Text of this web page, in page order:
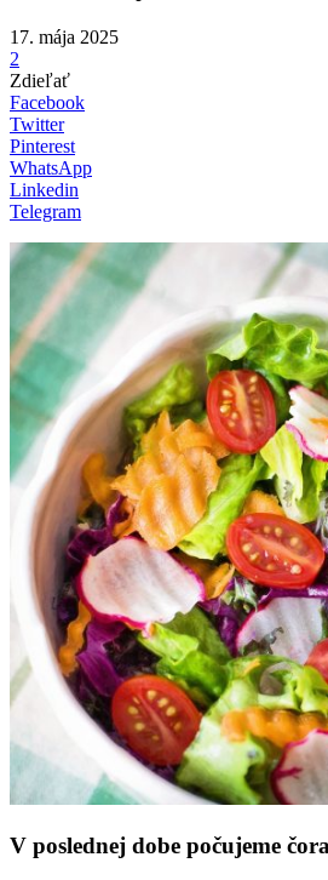
17. mája 2025
2
Zdieľať
Facebook
Twitter
Pinterest
WhatsApp
Linkedin
Telegram
V poslednej dobe počujeme